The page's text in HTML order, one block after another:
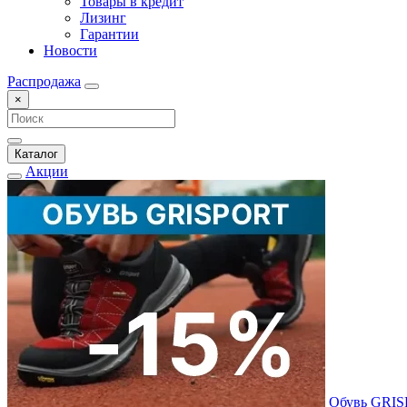
Лизинг
Гарантии
Новости
Распродажа
×
Каталог
Акции
Обувь